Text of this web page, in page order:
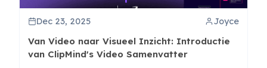
Dec 23, 2025 Joyce
Van Video naar Visueel Inzicht: Introductie
van ClipMind's Video Samenvatter